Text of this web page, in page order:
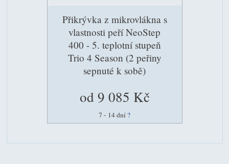
Přikrývka z mikrovlákna s
vlastnosti peří NeoStep
400 - 5. teplotní stupeň
Trio 4 Season (2 peřiny
sepnuté k sobě)
od 9 085 Kč
7 - 14 dní ?